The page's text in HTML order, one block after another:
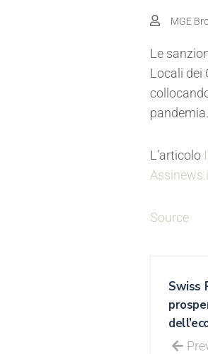
MGE
Le
Locali dei
L’articolo
Source
Swiss